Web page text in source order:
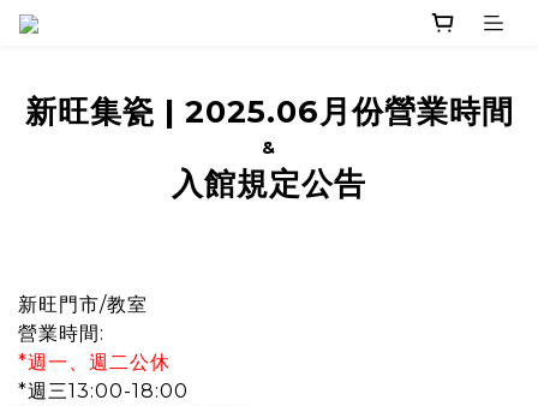
新旺集瓷 | 2025.06月份營業時間
&
入館規定公告
新旺門市/教室
營業時間:
*週一、週二公休
*週三13:00-18:00